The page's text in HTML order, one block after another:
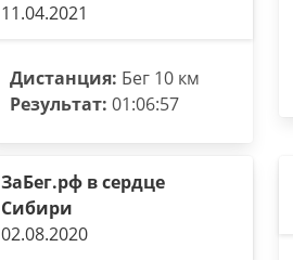
11.04.2021
Дистанция: Бег 10 км
Результат: 01:06:57
ЗаБег.рф в сердце
Сибири
02.08.2020